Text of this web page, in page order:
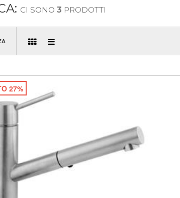
CI SONO 3 PRODOTTI
27%